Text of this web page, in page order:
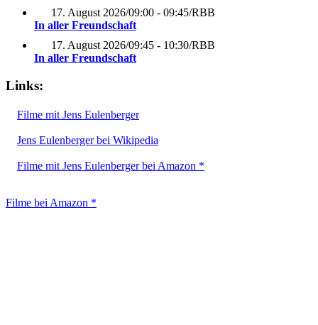
17. August 2026/09:00 - 09:45/RBB
In aller Freundschaft
17. August 2026/09:45 - 10:30/RBB
In aller Freundschaft
Links:
Filme mit Jens Eulenberger
Jens Eulenberger bei Wikipedia
Filme mit Jens Eulenberger bei Amazon *
Filme bei Amazon *